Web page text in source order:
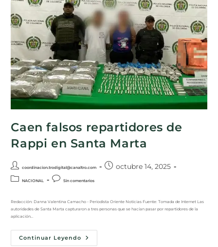
Caen falsos repartidores de
Rappi en Santa Marta
coordinacion.trodigital@canaltro.com octubre 14, 2025
NACIONAL Sin comentarios
Redacción: Danna Valentina Camacho - Periodista Oriente Noticias Fuente: Tomada de Internet Las
autoridades de Santa Marta capturaron a tres personas que se hacían pasar por repartidores de la
aplicación…
Continuar Leyendo